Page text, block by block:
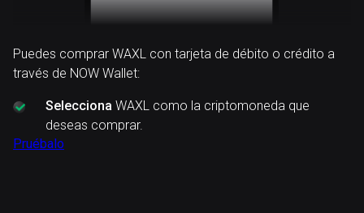
Puedes comprar WAXL con tarjeta de débito o crédito a
través de NOW Wallet:
Selecciona WAXL como la criptomoneda que
deseas comprar.
Pruébalo